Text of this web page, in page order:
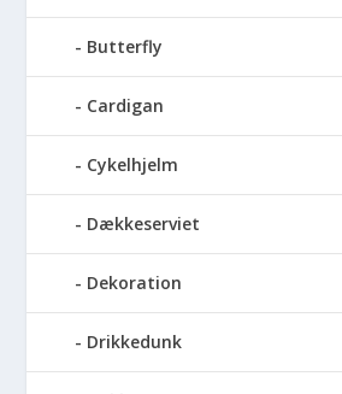
Butterfly
Cardigan
Cykelhjelm
Dækkeserviet
Dekoration
Drikkedunk